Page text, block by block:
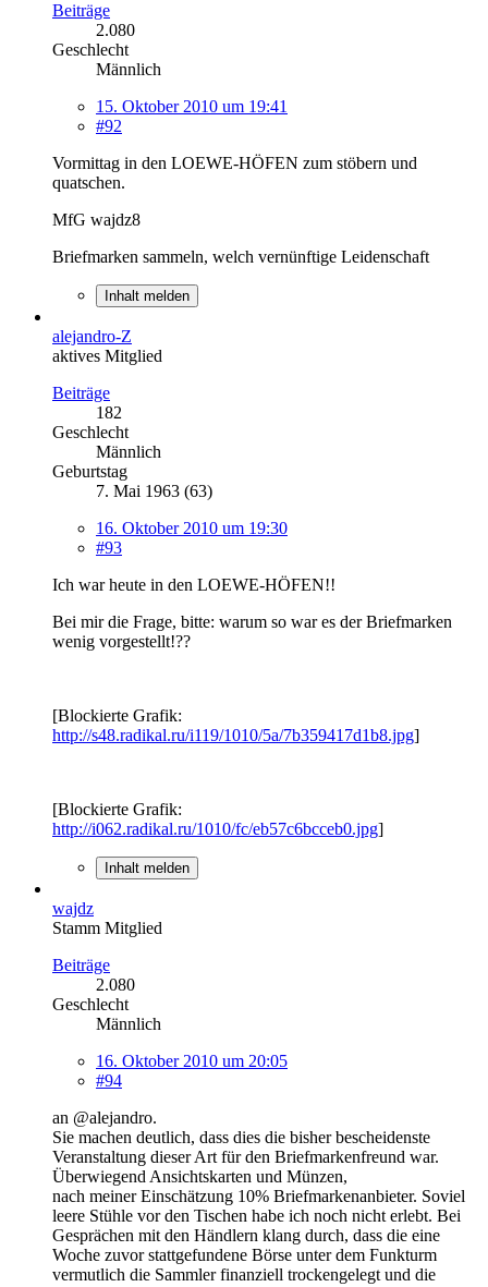
Beiträge
2.080
Geschlecht
Männlich
15. Oktober 2010 um 19:41
#92
Vormittag in den LOEWE-HÖFEN zum stöbern und
quatschen.
MfG wajdz8
Briefmarken sammeln, welch vernünftige Leidenschaft
Inhalt melden
alejandro-Z
aktives Mitglied
Beiträge
182
Geschlecht
Männlich
Geburtstag
7. Mai 1963 (63)
16. Oktober 2010 um 19:30
#93
Ich war heute in den LOEWE-HÖFEN!!
Bei mir die Frage, bitte: warum so war es der Briefmarken
wenig vorgestellt!??
[Blockierte Grafik:
http://s48.radikal.ru/i119/1010/5a/7b359417d1b8.jpg]
[Blockierte Grafik:
http://i062.radikal.ru/1010/fc/eb57c6bcceb0.jpg]
Inhalt melden
wajdz
Stamm Mitglied
Beiträge
2.080
Geschlecht
Männlich
16. Oktober 2010 um 20:05
#94
an @alejandro.
Sie machen deutlich, dass dies die bisher bescheidenste
Veranstaltung dieser Art für den Briefmarkenfreund war.
Überwiegend Ansichtskarten und Münzen,
nach meiner Einschätzung 10% Briefmarkenanbieter. Soviel
leere Stühle vor den Tischen habe ich noch nicht erlebt. Bei
Gesprächen mit den Händlern klang durch, dass die eine
Woche zuvor stattgefundene Börse unter dem Funkturm
vermutlich die Sammler finanziell trockengelegt und die